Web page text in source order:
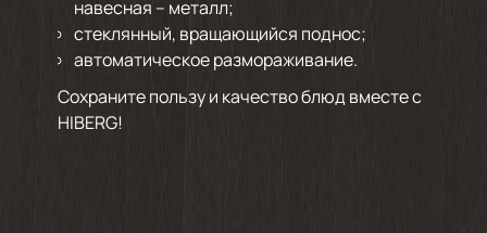
навесная – металл;
стеклянный, вращающийся поднос;
автоматическое размораживание.
Сохраните пользу и качество блюд вместе с
HIBERG!